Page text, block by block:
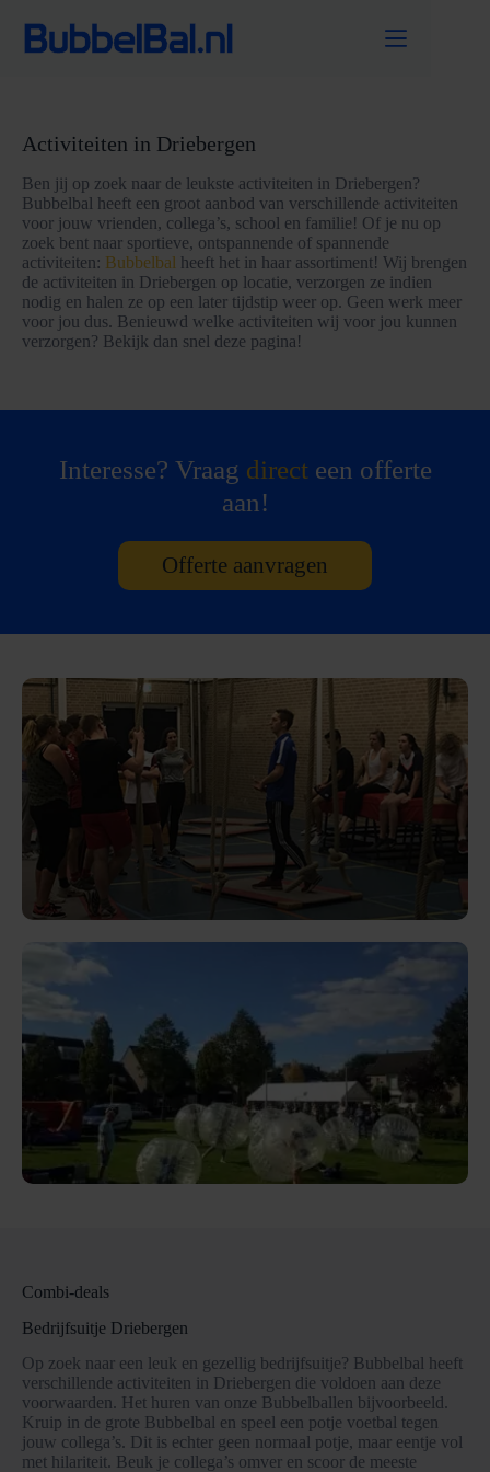
naar
Activiteiten in Driebergen
Ben jij op zoek naar de leukste activiteiten in Driebergen?
Bubbelbal heeft een groot aanbod van verschillende activiteiten
voor jouw vrienden, collega’s, school en familie! Of je nu op
zoek bent naar sportieve, ontspannende of spannende
activiteiten: Bubbelbal heeft het in haar assortiment! Wij brengen
de activiteiten in Driebergen op locatie, verzorgen ze indien
nodig en halen ze op een later tijdstip weer op. Geen werk meer
voor jou dus. Benieuwd welke activiteiten wij voor jou kunnen
verzorgen? Bekijk dan snel deze pagina!
Interesse? Vraag directeen offerte
aan!
Offerte aanvragen
Combi-deals
Bedrijfsuitje Driebergen
Op zoek naar een leuk en gezellig bedrijfsuitje? Bubbelbal heeft
verschillende activiteiten in Driebergen die voldoen aan deze
voorwaarden. Het huren van onze Bubbelballen bijvoorbeeld.
Kruip in de grote Bubbelbal en speel een potje voetbal tegen
jouw collega’s. Dit is echter geen normaal potje, maar eentje vol
met hilariteit. Beuk je collega’s omver en scoor de meeste